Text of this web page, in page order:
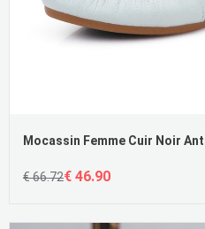
€ 66.72€ 46.90